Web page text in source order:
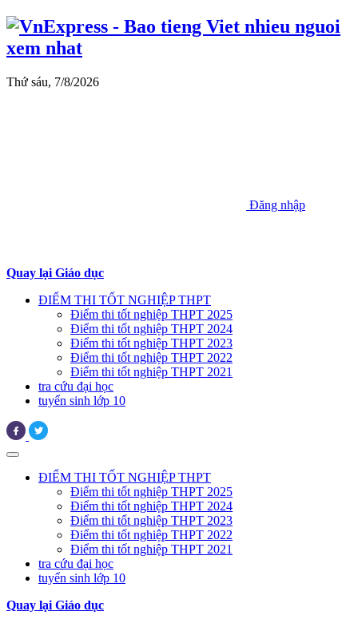
Thứ sáu, 7/8/2026
Đăng nhập
Quay lại Giáo dục
ĐIỂM THI TỐT NGHIỆP THPT
Điểm thi tốt nghiệp THPT 2025
Điểm thi tốt nghiệp THPT 2024
Điểm thi tốt nghiệp THPT 2023
Điểm thi tốt nghiệp THPT 2022
Điểm thi tốt nghiệp THPT 2021
tra cứu đại học
tuyển sinh lớp 10
ĐIỂM THI TỐT NGHIỆP THPT
Điểm thi tốt nghiệp THPT 2025
Điểm thi tốt nghiệp THPT 2024
Điểm thi tốt nghiệp THPT 2023
Điểm thi tốt nghiệp THPT 2022
Điểm thi tốt nghiệp THPT 2021
tra cứu đại học
tuyển sinh lớp 10
Quay lại Giáo dục